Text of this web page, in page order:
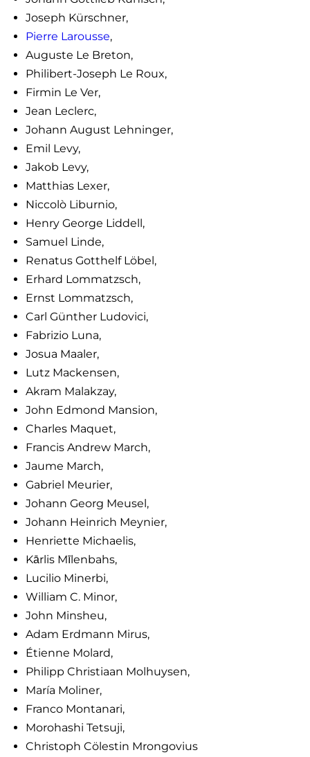
Joseph Kürschner,
Pierre Larousse,
Auguste Le Breton,
Philibert-Joseph Le Roux,
Firmin Le Ver,
Jean Leclerc,
Johann August Lehninger,
Emil Levy,
Jakob Levy,
Matthias Lexer,
Niccolò Liburnio,
Henry George Liddell,
Samuel Linde,
Renatus Gotthelf Löbel,
Erhard Lommatzsch,
Ernst Lommatzsch,
Carl Günther Ludovici,
Fabrizio Luna,
Josua Maaler,
Lutz Mackensen,
Akram Malakzay,
John Edmond Mansion,
Charles Maquet,
Francis Andrew March,
Jaume March,
Gabriel Meurier,
Johann Georg Meusel,
Johann Heinrich Meynier,
Henriette Michaelis,
Kārlis Mīlenbahs,
Lucilio Minerbi,
William C. Minor,
John Minsheu,
Adam Erdmann Mirus,
Étienne Molard,
Philipp Christiaan Molhuysen,
María Moliner,
Franco Montanari,
Morohashi Tetsuji,
Christoph Cölestin Mrongovius